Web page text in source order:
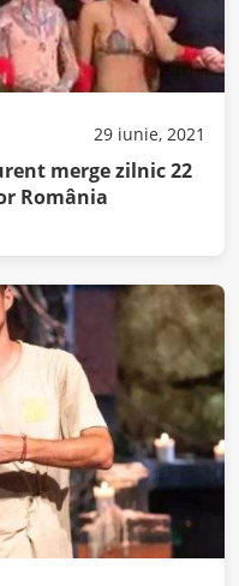
29 iunie, 2021
merge zilnic 22
România